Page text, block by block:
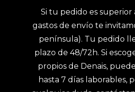
Si tu pedido es superior
gastos de envío te
península). Tu pedido
plazo de 48/72h. Si
propios de Denais,
hasta 7 días laborables,